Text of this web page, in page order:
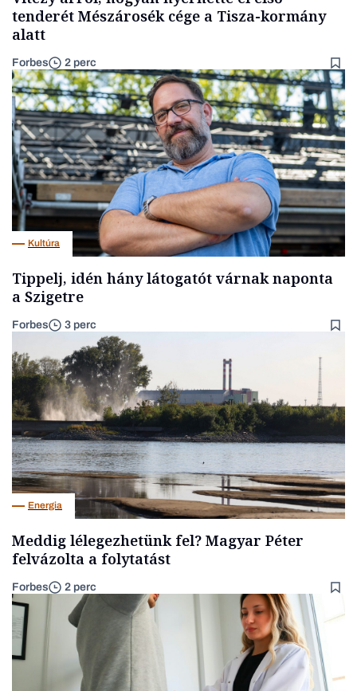
tenderét Mészárosék cége a Tisza-kormány
alatt
Forbes 2 perc
Kultúra
Tippelj, idén hány látogatót várnak naponta
a Szigetre
Forbes 3 perc
Energia
Meddig lélegezhetünk fel? Magyar Péter
felvázolta a folytatást
Forbes 2 perc